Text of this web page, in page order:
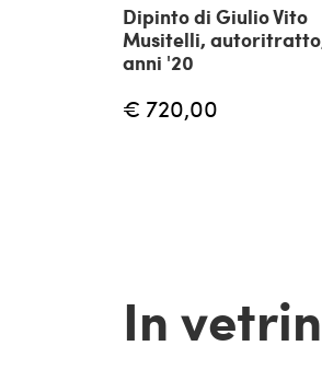
Dipinto di Giulio Vito
Musitelli,
anni '20
€ 720,00
In